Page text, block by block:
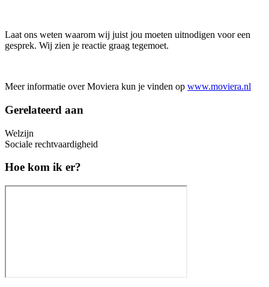
Laat ons weten waarom wij juist jou moeten uitnodigen voor een
gesprek. Wij zien je reactie graag tegemoet.
Meer informatie over Moviera kun je vinden op www.moviera.nl
Gerelateerd aan
Welzijn
Sociale rechtvaardigheid
Hoe kom ik er?